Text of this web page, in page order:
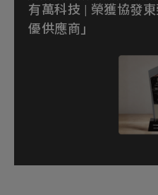
有萬科技 | 榮獲協發
優供應商」